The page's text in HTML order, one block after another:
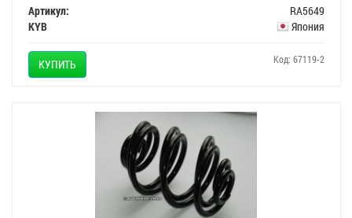
Артикул:
RA5649
KYB
Япония
КУПИТЬ Код: 67119-2